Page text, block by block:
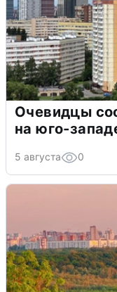
Очевидцы
на юго-
5 августа 0